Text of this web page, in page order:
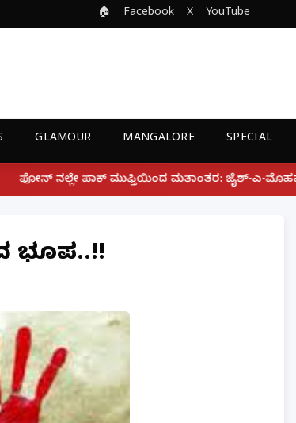
🏠 Facebook X YouTube
GLAMOUR MANGALORE SPECIAL
ಮತಾಂತರ: ಜೈಶ್-ಎ-ಮೊಹಮ್ಮದ್ ಉಗ್ರ ಸಂಘಟನೆ ಜೊತೆ
ಭೂಪ..!!